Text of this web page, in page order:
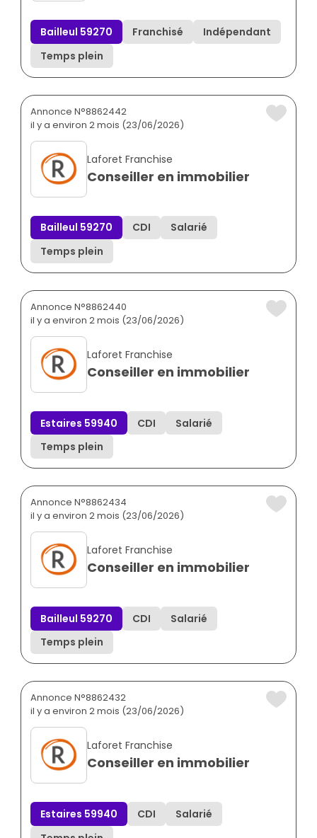
Bailleul 59270 Franchisé
Indépendant
Temps plein
Annonce N°8862442
il y a environ 2 mois (23/06/2026)
Laforet Franchise
Conseiller en immobilier
Bailleul 59270 CDI
Salarié
Temps plein
Annonce N°8862440
il y a environ 2 mois (23/06/2026)
Laforet Franchise
Conseiller en immobilier
Estaires 59940 CDI
Salarié
Temps plein
Annonce N°8862434
il y a environ 2 mois (23/06/2026)
Laforet Franchise
Conseiller en immobilier
Bailleul 59270 CDI
Salarié
Temps plein
Annonce N°8862432
il y a environ 2 mois (23/06/2026)
Laforet Franchise
Conseiller en immobilier
Estaires 59940 CDI
Salarié